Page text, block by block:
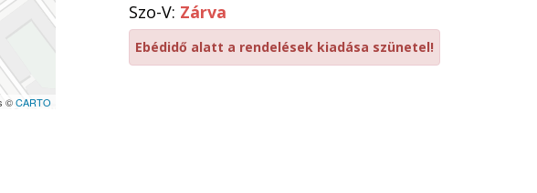
©CARTO
Szo-V: Zárva
Ebédidő alatt a rendelések kiadása szünetel!